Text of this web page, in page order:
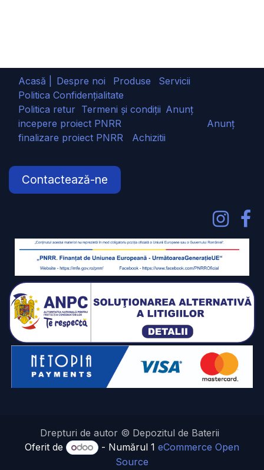
Acasă | Despre noi Produse
Servicii
Politica Confidențialitate
Politica retur Termeni și condiții Anunț
incepere proiect PNRR
Anunț
finalizare proiect PNRR Achizitii
Contactează-ne
Drepturi de autor © Depozitul de Baterii
Oferit de
- Numărul 1 eCommerce Open
Source